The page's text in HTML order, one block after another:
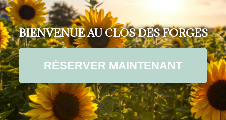
BIENVENUE AU CLOS DES FORGES
RÉSERVER MAINTENANT